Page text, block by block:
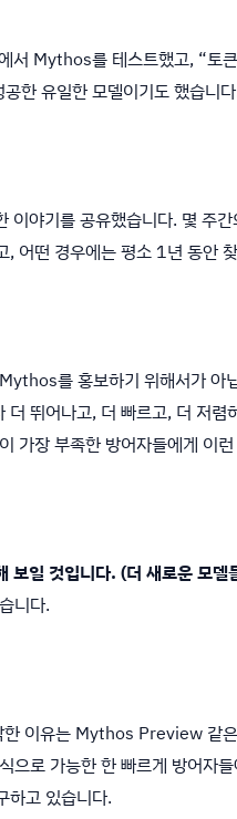
서 Mythos를 테스트했고,
한 유일한 모델이기도 했습니
이야기를 공유했습니다. 몇
, 어떤 경우에는 평소 1년 동안
를 홍보하기 위해서가
더 뛰어나고, 더 빠르고, 더 저
가장 부족한 방어자들에게 이
일 것입니다. (더 새로운 모델
니다.
이유는 Mythos Preview 같은
으로 가능한 한 빠르게 방어자
하고 있습니다.